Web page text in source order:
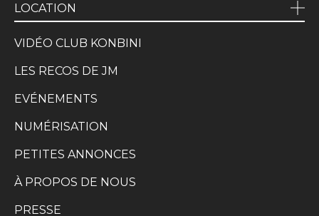
LOCATION
VIDÉO CLUB KONBINI
LES RECOS DE JM
EVÉNEMENTS
NUMÉRISATION
PETITES ANNONCES
À PROPOS DE NOUS
PRESSE